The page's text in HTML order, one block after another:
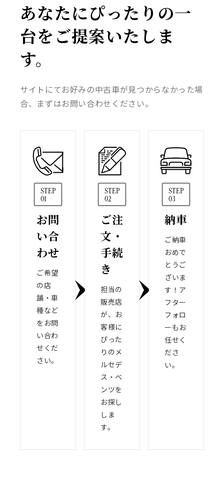
あなたにぴったりの一
台をご提案いたしま
す。
サイトにてお好みの中古車が見つからなかった場
合、まずはお問い合わせください。
STEP
01
お問
い合
わせ
ご希望
の店
舗・車
種など
をお問
い合わ
せくだ
さい。
STEP
02
ご注
文・
手続
き
担当の
販売店
が、お
客様に
ぴった
りのメ
ルセデ
ス・ベ
ンツを
お探し
しま
す。
STEP
03
納車
ご納車
おめで
とうご
ざいま
す！ア
フター
フォロ
ーもお
任せく
ださ
い。